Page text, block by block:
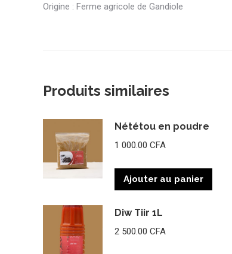
Origine : Ferme agricole de Gandiole
Produits similaires
Nététou en poudre
1 000.00 CFA
Ajouter au panier
Diw Tiir 1L
2 500.00 CFA